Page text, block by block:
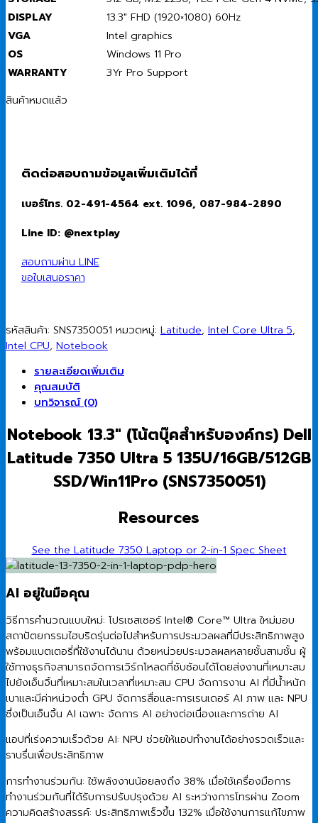
DISPLAY
13.3″ FHD (1920×1080) 60Hz
VGA
Intel graphics
OS
Windows 11 Pro
WARRANTY
3Yr Pro Support
สินค้าหมดแล้ว
ติดต่อสอบถามข้อมูลเพิ่มเติมได้ที่
เบอร์โทร. 02-491-4564 ext. 1096, 087-984-2890
Line ID: @nextplay
สอบถามผ่าน LINE
ขอใบเสนอราคา
รหัสสินค้า: SNS7350051 หมวดหมู่: Latitude, Intel Core Ultra 5,
Intel CPU, Notebook
รายละเอียดเพิ่มเติม
คุณสมบัติ
บทวิจารณ์ (0)
Notebook 13.3″ (โน้ตบุ๊คสำหรับองค์กร) Dell
Latitude 7350 Ultra 5 135U/16GB/512GB
SSD/Win11Pro (SNS7350051)
Resources
See the Latitude 7350 Laptop or 2-in-1 Spec Sheet
AI อยู่ในมือคุณ
วิธีการคำนวณแบบใหม่: โปรเซสเซอร์ Intel® Core™ Ultra ใหม่มอบ
สถาปัตยกรรมไฮบริดรุ่นต่อไปสำหรับการประมวลผลที่มีประสิทธิภาพสูง
พร้อมแบตเตอรี่ที่ใช้งานได้นาน ด้วยหน่วยประมวลผลหลายชั้นสามชั้น ผู้
ใช้ทางธุรกิจสามารถจัดการเวิร์กโหลดที่ซับซ้อนได้โดยส่งงานที่เหมาะสม
ไปยังเอ็นจิ้นที่เหมาะสมในเวลาที่เหมาะสม CPU จัดการงาน AI ที่มีน้ำหนัก
เบาและมีค่าหน่วงต่ำ GPU จัดการสื่อและการเรนเดอร์ AI ภาพ และ NPU
ซึ่งเป็นเอ็นจิ้น AI เฉพาะ จัดการ AI อย่างต่อเนื่องและการถ่าย AI
แอปที่เร่งความเร็วด้วย AI: NPU ช่วยให้แอปทำงานได้อย่างรวดเร็วและ
ราบรื่นเพื่อประสิทธิภาพ
การทำงานร่วมกัน: ใช้พลังงานน้อยลงถึง 38% เมื่อใช้เครื่องมือการ
ทำงานร่วมกันที่ได้รับการปรับปรุงด้วย AI ระหว่างการโทรผ่าน Zoom
ความคิดสร้างสรรค์: ประสิทธิภาพเร็วขึ้น 132% เมื่อใช้งานการแก้ไขภาพ